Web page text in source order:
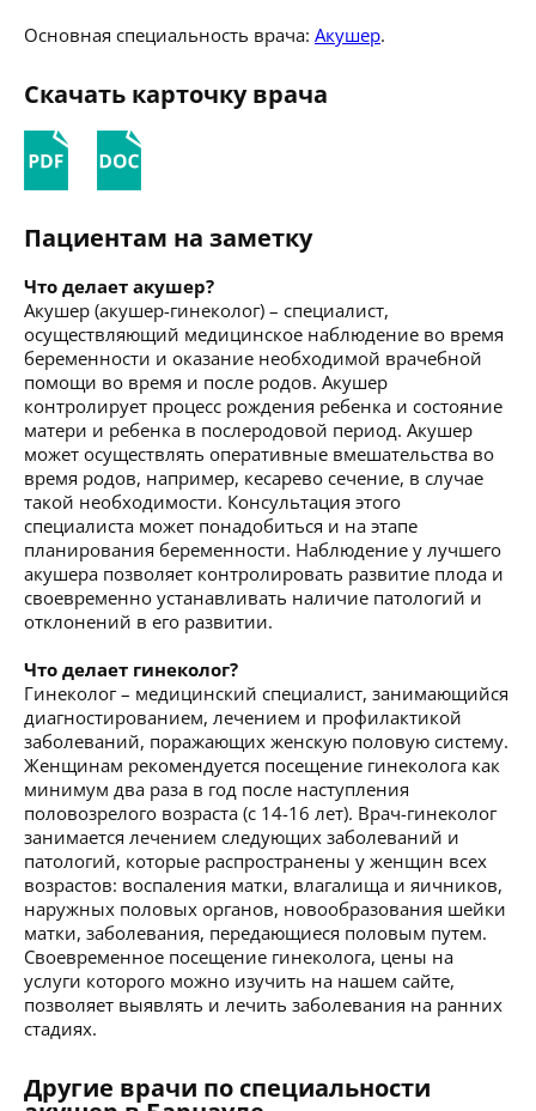
Основная специальность врача: Акушер.
Скачать карточку врача
Пациентам на заметку
Что делает акушер?
Акушер (акушер-гинеколог) – специалист,
осуществляющий медицинское наблюдение во время
беременности и оказание необходимой врачебной
помощи во время и после родов. Акушер
контролирует процесс рождения ребенка и состояние
матери и ребенка в послеродовой период. Акушер
может осуществлять оперативные вмешательства во
время родов, например, кесарево сечение, в случае
такой необходимости. Консультация этого
специалиста может понадобиться и на этапе
планирования беременности. Наблюдение у лучшего
акушера позволяет контролировать развитие плода и
своевременно устанавливать наличие патологий и
отклонений в его развитии.
Что делает гинеколог?
Гинеколог – медицинский специалист, занимающийся
диагностированием, лечением и профилактикой
заболеваний, поражающих женскую половую систему.
Женщинам рекомендуется посещение гинеколога как
минимум два раза в год после наступления
половозрелого возраста (с 14-16 лет). Врач-гинеколог
занимается лечением следующих заболеваний и
патологий, которые распространены у женщин всех
возрастов: воспаления матки, влагалища и яичников,
наружных половых органов, новообразования шейки
матки, заболевания, передающиеся половым путем.
Своевременное посещение гинеколога, цены на
услуги которого можно изучить на нашем сайте,
позволяет выявлять и лечить заболевания на ранних
стадиях.
Другие врачи по специальности